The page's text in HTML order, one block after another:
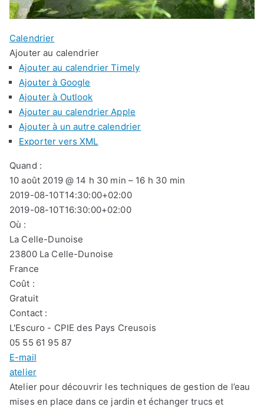
Calendrier
Ajouter au calendrier
Ajouter au calendrier Timely
Ajouter à Google
Ajouter à Outlook
Ajouter au calendrier Apple
Ajouter à un autre calendrier
Exporter vers XML
Quand :
10 août 2019 @ 14 h 30 min – 16 h 30 min
2019-08-10T14:30:00+02:00
2019-08-10T16:30:00+02:00
Où :
La Celle-Dunoise
23800 La Celle-Dunoise
France
Coût :
Gratuit
Contact :
L'Escuro - CPIE des Pays Creusois
05 55 61 95 87
E-mail
atelier
Atelier pour découvrir les techniques de gestion de l’eau
mises en place dans ce jardin et échanger trucs et